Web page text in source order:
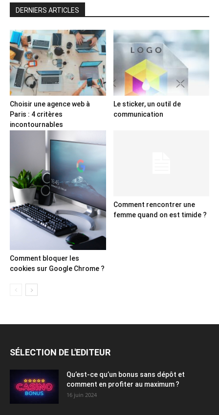
DERNIERS ARTICLES
Choisir une agence web à
Paris : 4 critères
incontournables
Le sticker, un outil de
communication
Comment bloquer les
cookies sur Google Chrome ?
Comment rencontrer une
femme quand on est timide ?
SÉLECTION DE L'EDITEUR
Qu’est-ce qu’un bonus sans dépôt et
comment en profiter au maximum ?
16 juin 2024